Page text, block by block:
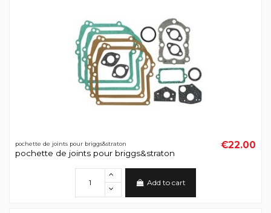
pochette de joints pour briggs&straton
pochette de joints pour briggs&straton
€22.00
Add to cart